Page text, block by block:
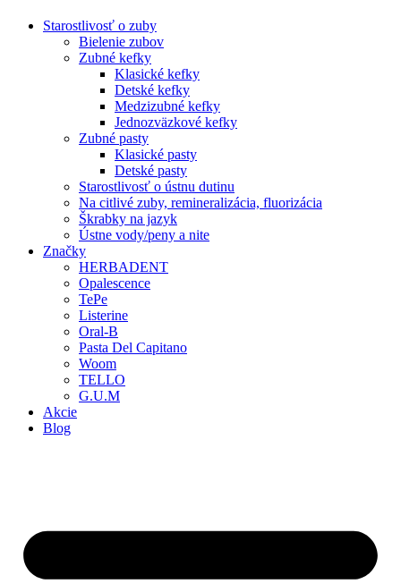
Starostlivosť o zuby
Bielenie zubov
Zubné kefky
Klasické kefky
Detské kefky
Medzizubné kefky
Jednozväzkové kefky
Zubné pasty
Klasické pasty
Detské pasty
Starostlivosť o ústnu dutinu
Na citlivé zuby, remineralizácia, fluorizácia
Škrabky na jazyk
Ústne vody/peny a nite
Značky
HERBADENT
Opalescence
TePe
Listerine
Oral-B
Pasta Del Capitano
Woom
TELLO
G.U.M
Akcie
Blog